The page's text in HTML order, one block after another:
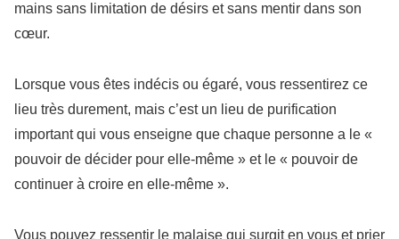
mains sans limitation de désirs et sans mentir dans son
cœur.
Lorsque vous êtes indécis ou égaré, vous ressentirez ce
lieu très durement, mais c’est un lieu de purification
important qui vous enseigne que chaque personne a le «
pouvoir de décider pour elle-même » et le « pouvoir de
continuer à croire en elle-même ».
Vous pouvez ressentir le malaise qui surgit en vous et prier